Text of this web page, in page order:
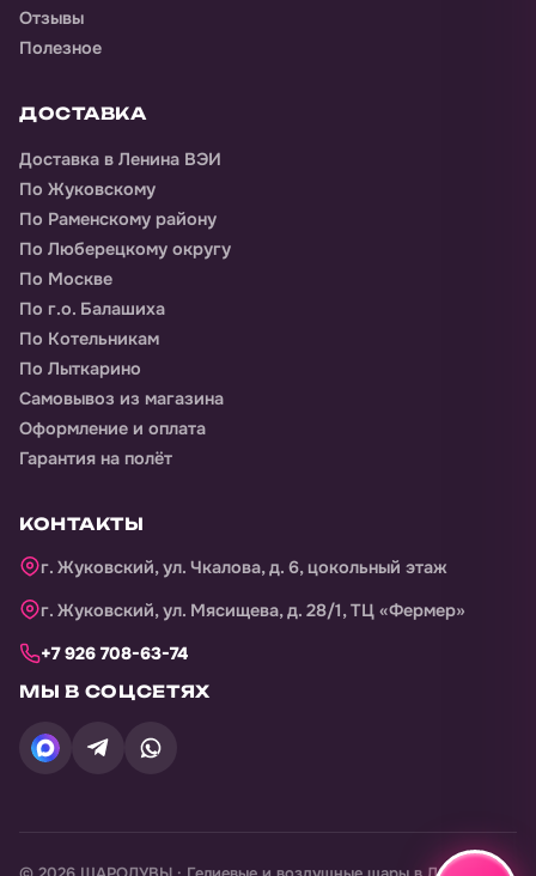
Отзывы
Полезное
ДОСТАВКА
Доставка в Ленина ВЭИ
По Жуковскому
По Раменскому району
По Люберецкому округу
По Москве
По г.о. Балашиха
По Котельникам
По Лыткарино
Самовывоз из магазина
Оформление и оплата
Гарантия на полёт
КОНТАКТЫ
г. Жуковский, ул. Чкалова, д. 6, цокольный этаж
г. Жуковский, ул. Мясищева, д. 28/1, ТЦ «Фермер»
+7 926 708-63-74
МЫ В СОЦСЕТЯХ